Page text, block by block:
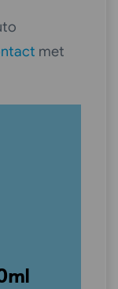
met